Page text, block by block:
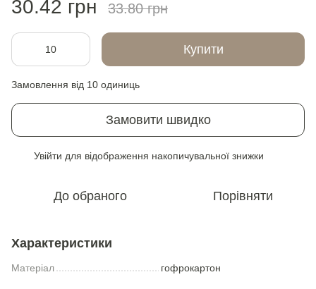
30.42 грн 33.80 грн
Купити
Замовлення від 10 одиниць
Замовити швидко
Увійти для відображення накопичувальної знижки
До обраного Порівняти
Характеристики
Матеріал гофрокартон